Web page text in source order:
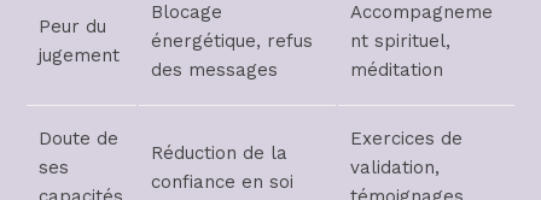
Peur du
jugement
Blocage
énergétique, refus
des messages
Accompagneme
nt spirituel,
méditation
Doute de
ses
Réduction de la
confiance en soi
Exercices de
validation,